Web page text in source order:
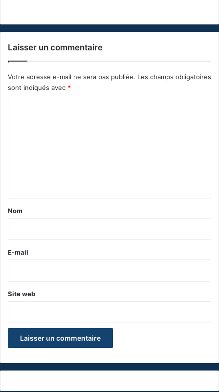
Laisser un commentaire
Votre adresse e-mail ne sera pas publiée. Les champs obligatoires
sont indiqués avec *
a
e
Nom
E-mail
Site web